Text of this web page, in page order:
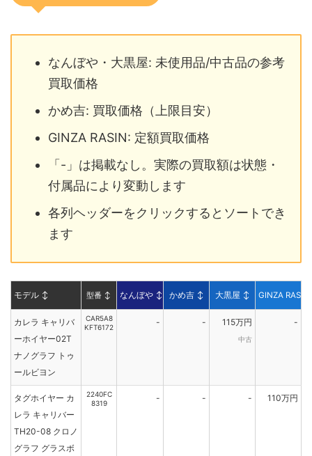
なんぼや・大黒屋: 未使用品/中古品の参考
買取価格
かめ吉: 買取価格（上限目安）
GINZA RASIN: 定額買取価格
「-」は掲載なし。実際の買取額は状態・
付属品により変動します
各列ヘッダーをクリックするとソートでき
ます
モデル ↕ 型番 ↕ なんぼや ↕ かめ吉↕ 大黒屋 ↕ GINZA RASIN
カレラ キャリバ
ーホイヤー02T
ナノグラフ トゥ
ールビヨン
CAR5A8
KFT6172
- - 115万円
中古
-
タグホイヤー カ
レラ キャリバー
TH20-08 クロノ
グラフ グラスボ
2240FC
8319
- - - 110万円